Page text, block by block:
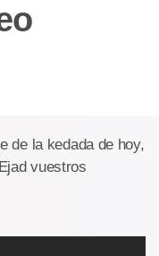
de la kedada de hoy,
vuestros